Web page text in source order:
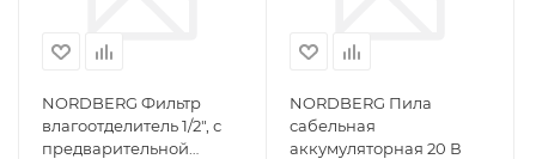
NORDBERG Фильтр
влагоотделитель 1/2", с
предварительной
NORDBERG Пила
сабельная
аккумуляторная 20 В